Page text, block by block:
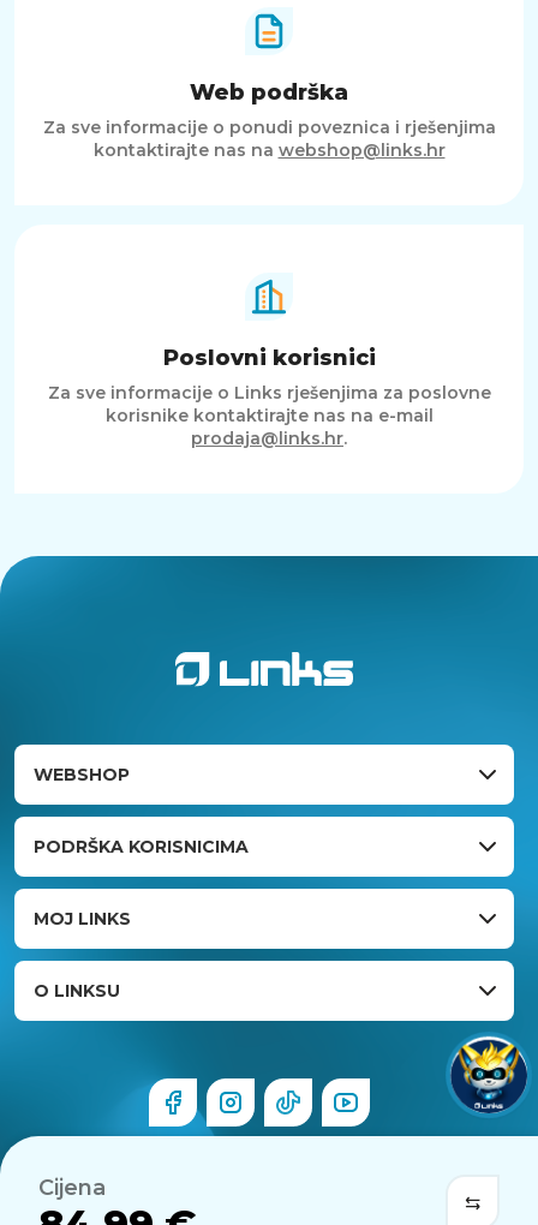
Cijena
Web podrška
Za sve informacije o ponudi poveznica i rješenjima
kontaktirajte nas na webshop@links.hr
Poslovni korisnici
Za sve informacije o Links rješenjima za poslovne
korisnike kontaktirajte nas na e-mail
prodaja@links.hr.
WEBSHOP
PODRŠKA KORISNICIMA
MOJ LINKS
O LINKSU